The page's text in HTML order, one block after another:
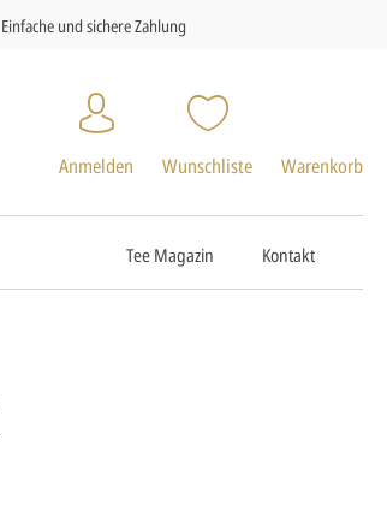
Einfache und sichere Zahlung
Anmelden Wunschliste Warenkorb
Tee Magazin Kontakt